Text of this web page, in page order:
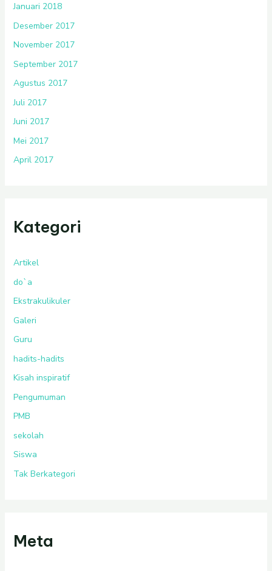
Januari 2018
Desember 2017
November 2017
September 2017
Agustus 2017
Juli 2017
Juni 2017
Mei 2017
April 2017
Kategori
Artikel
do`a
Ekstrakulikuler
Galeri
Guru
hadits-hadits
Kisah inspiratif
Pengumuman
PMB
sekolah
Siswa
Tak Berkategori
Meta